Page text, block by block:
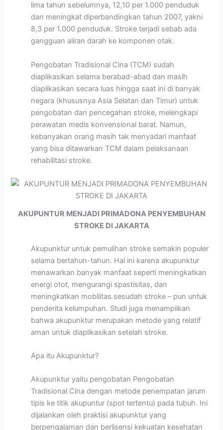
lima tahun sebelumnya, 12,10 per 1.000 penduduk
dan meningkat diperbandingkan tahun 2007, yakni
8,3 per 1.000 penduduk. Stroke terjadi sebab ada
gangguan aliran darah ke komponen otak.
Pengobatan Tradisional Cina (TCM) sudah
diaplikasikan selama berabad-abad dan masih
diaplikasikan secara luas hingga saat ini di banyak
negara (khususnya Asia Selatan dan Timur) untuk
pengobatan dan pencegahan stroke, melengkapi
perawatan medis konvensional barat. Namun,
kebanyakan orang masih tak menyadari manfaat
yang bisa ditawarkan TCM dalam pelaksanaan
rehabilitasi stroke.
AKUPUNTUR MENJADI PRIMADONA PENYEMBUHAN
STROKE DI JAKARTA
Akupunktur untuk pemulihan stroke semakin populer
selama bertahun-tahun. Hal ini karena akupunktur
menawarkan banyak manfaat seperti meningkatkan
energi otot, mengurangi spastisitas, dan
meningkatkan mobilitas sesudah stroke – pun untuk
penderita kelumpuhan. Studi juga menampilkan
bahwa akupunktur merupakan metode yang relatif
aman untuk diaplikasikan setelah stroke.
Apa itu Akupunktur?
Akupunktur yaitu pengobatan Pengobatan
Tradisional Cina dengan metode penempatan jarum
tipis ke titik akupuntur (spot tertentu) pada tubuh. Ini
dijalankan oleh praktisi akupunktur yang
berpengalaman dan berlisensi kekuatan kesehatan